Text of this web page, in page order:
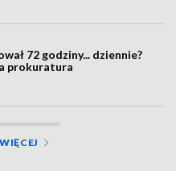
72 godziny... dziennie?
prokuratura